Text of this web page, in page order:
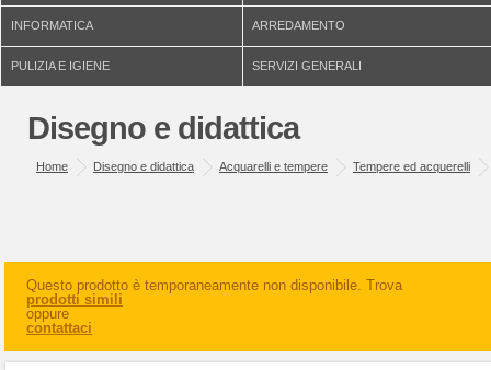
INFORMATICA ARREDAMENTO
PULIZIA E IGIENE SERVIZI GENERALI
Disegno e didattica
Home Disegno e didattica Acquarelli e tempere Tempere ed acquerelli
Questo prodotto è temporaneamente non disponibile. Trova
prodotti simili
oppure
contattaci